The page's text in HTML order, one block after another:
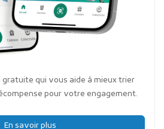
gratuite qui vous aide à mieux trier
pour votre engagement.
En savoir plus